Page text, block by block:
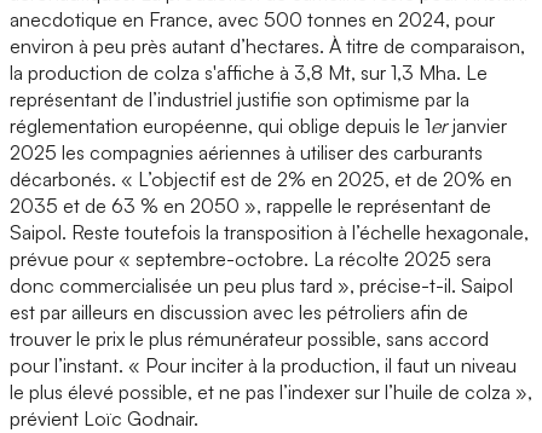
anecdotique en France, avec 500 tonnes en 2024, pour
environ à peu près autant d’hectares. À titre de comparaison,
la production de colza s'affiche à 3,8 Mt, sur 1,3 Mha. Le
représentant de l’industriel justifie son optimisme par la
réglementation européenne, qui oblige depuis le 1erjanvier
2025 les compagnies aériennes à utiliser des carburants
décarbonés. « L’objectif est de 2% en 2025, et de 20% en
2035 et de 63 % en 2050 », rappelle le représentant de
Saipol. Reste toutefois la transposition à l’échelle hexagonale,
prévue pour « septembre-octobre. La récolte 2025 sera
donc commercialisée un peu plus tard », précise-t-il. Saipol
est par ailleurs en discussion avec les pétroliers afin de
trouver le prix le plus rémunérateur possible, sans accord
pour l’instant. « Pour inciter à la production, il faut un niveau
le plus élevé possible, et ne pas l’indexer sur l’huile de colza »,
prévient Loïc Godnair.